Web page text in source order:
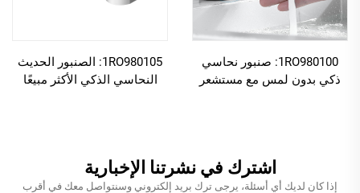
1RO980100: صنبور نحاسي
ذكي بدون لمس مع مستشعر
1RO980105: الصنبور الحديث
النحاسي الذكي الأكثر مبيعًا
اشترك في نشرتنا الإخبارية
إذا كان لديك أي أسئلة، يرجى ترك بريد إلكتروني وسنتواصل معك في أقرب